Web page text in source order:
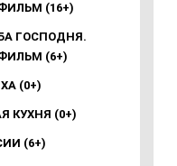
(16+)
ГОСПОДНЯ.
(6+)
(0+)
КУХНЯ (0+)
(6+)